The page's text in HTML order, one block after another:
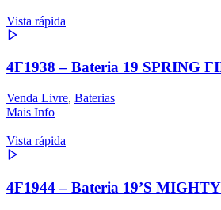
Vista rápida
4F1938 – Bateria 19 SPRING
Venda Livre, Baterias
Mais Info
Vista rápida
4F1944 – Bateria 19’S